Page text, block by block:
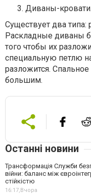
Диваны-кровати.
Существует два
Раскладные диваны
того чтобы их
специальную петлю
разложится.
большим.
Останні новини
Трансформація Служби
війни: баланс між
стійкістю
16:17,Вчора